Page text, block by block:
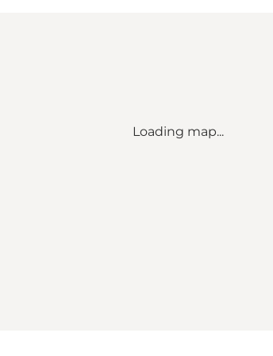
Loading map...